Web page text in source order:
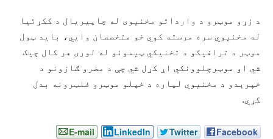
د زړو موټرو د وارداتو مخنیوی له چاپیریال د ککړتیا
له مخنیوي سره مرسته کوي خو متخصصان وايي، باید ټول
موټر د ترافیکو د تخنیکي ټیمونو له لوری هر کال چیک
شي او موټرچلوونکي اړ کړل شي چې د مضرو ګازونو د
خپرېدو د مخنیوي لپاره د خپلو موټرو فلټرونه بدل
کړي.
Facebook
Twitter
LinkedIn
E-mail